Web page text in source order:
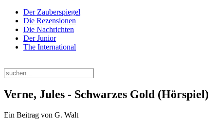
Der Zauberspiegel
Die Rezensionen
Die Nachrichten
Der Junior
The International
Verne, Jules - Schwarzes Gold (Hörspiel)
Ein Beitrag von G. Walt